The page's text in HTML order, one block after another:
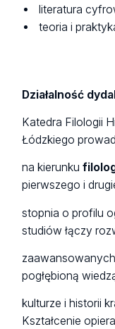
literatura
teoria i
Działalność
Katedra Filologii
Łódzkiego
na kierunku
pierwszego i
stopnia o profilu
studiów łączy
pogłębioną
kulturze i historii
Kształcenie